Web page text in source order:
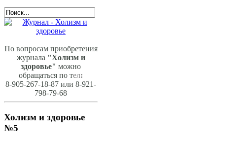
По вопросам приобретения
журнала "Холизм и
здоровье" можно
обращаться по тел:
8-905-267-18-87 или 8-921-
798-79-68
Холизм и здоровье
№5